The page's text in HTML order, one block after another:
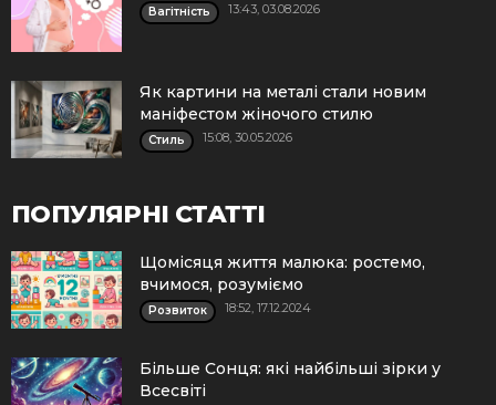
Вагітність 13:43, 03.08.2026
Як картини на металі стали новим
маніфестом жіночого стилю
Стиль 15:08, 30.05.2026
ПОПУЛЯРНІ СТАТТІ
Щомісяця життя малюка: ростемо,
вчимося, розуміємо
Розвиток 18:52, 17.12.2024
Більше Сонця: які найбільші зірки у
Всесвіті